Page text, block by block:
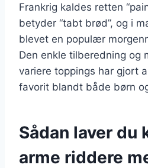
Frankrig kaldes retten
betyder “tabt brød”, og i
blevet en populær
Den enkle tilberedning og
variere toppings har gjort
favorit blandt både børn
Sådan laver du
arme riddere